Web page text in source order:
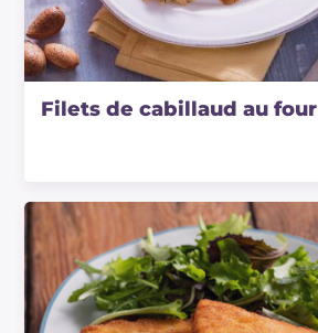
Filets de cabillaud au four